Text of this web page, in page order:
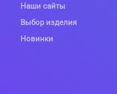
Наши сайты
Выбор изделия
Новинки